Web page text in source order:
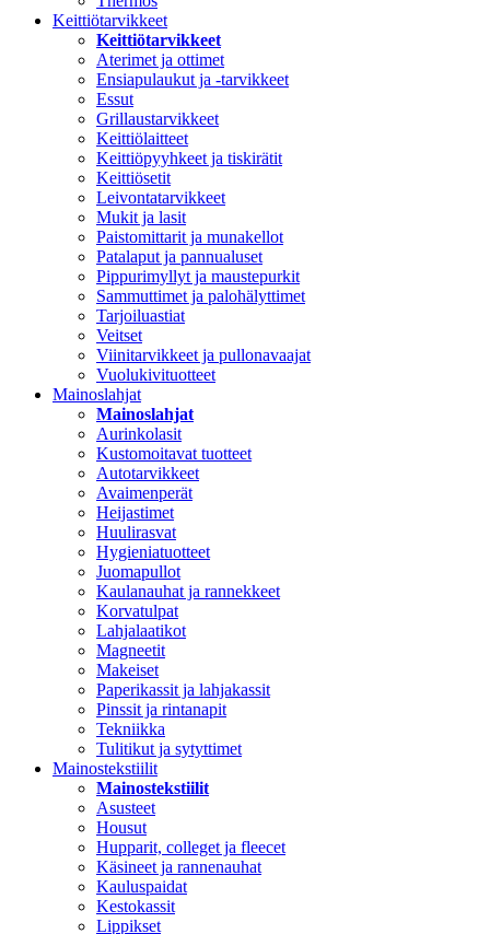
Keittiötarvikkeet
Keittiötarvikkeet
Aterimet ja ottimet
Ensiapulaukut ja -tarvikkeet
Essut
Grillaustarvikkeet
Keittiölaitteet
Keittiöpyyhkeet ja tiskirätit
Keittiösetit
Leivontatarvikkeet
Mukit ja lasit
Paistomittarit ja munakellot
Patalaput ja pannualuset
Pippurimyllyt ja maustepurkit
Sammuttimet ja palohälyttimet
Tarjoiluastiat
Veitset
Viinitarvikkeet ja pullonavaajat
Vuolukivituotteet
Mainoslahjat
Mainoslahjat
Aurinkolasit
Kustomoitavat tuotteet
Autotarvikkeet
Avaimenperät
Heijastimet
Huulirasvat
Hygieniatuotteet
Juomapullot
Kaulanauhat ja rannekkeet
Korvatulpat
Lahjalaatikot
Magneetit
Makeiset
Paperikassit ja lahjakassit
Pinssit ja rintanapit
Tekniikka
Tulitikut ja sytyttimet
Mainostekstiilit
Mainostekstiilit
Asusteet
Housut
Hupparit, colleget ja fleecet
Käsineet ja rannenauhat
Kauluspaidat
Kestokassit
Lippikset